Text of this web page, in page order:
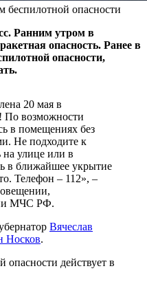
беспилотной опасности
Ранним утром в
опасность. Ранее в
опасности,
20 мая в
По возможности
в помещениях без
Не подходите к
улице или в
в ближайшее укрытие
Телефон – 112», –
МЧС РФ.
Вячеслав
Носков.
действует в